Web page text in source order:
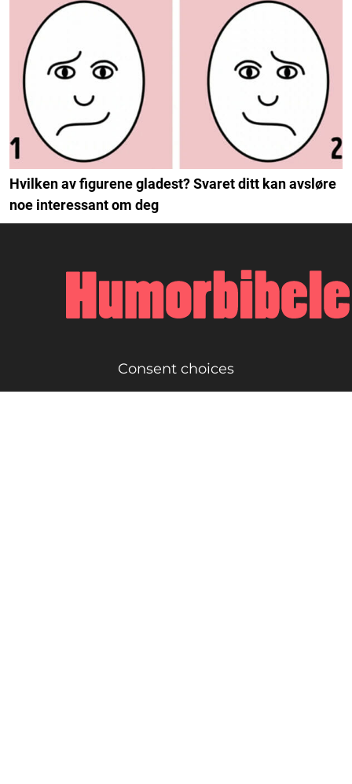
Hvilken av figurene gladest? Svaret ditt kan avsløre
noe interessant om deg
Consent choices